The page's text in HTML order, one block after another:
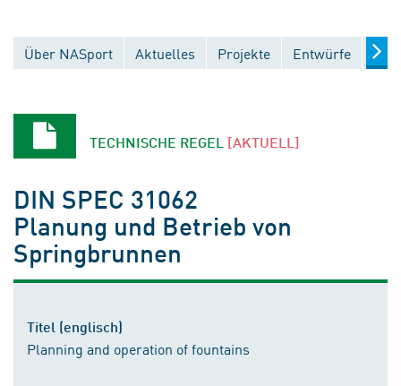
Über NASport Aktuelles Projekte Entwürfe
TECHNISCHE REGEL [AKTUELL]
DIN SPEC 31062
Planung und Betrieb von
Springbrunnen
Titel (englisch)
Planning and operation of fountains